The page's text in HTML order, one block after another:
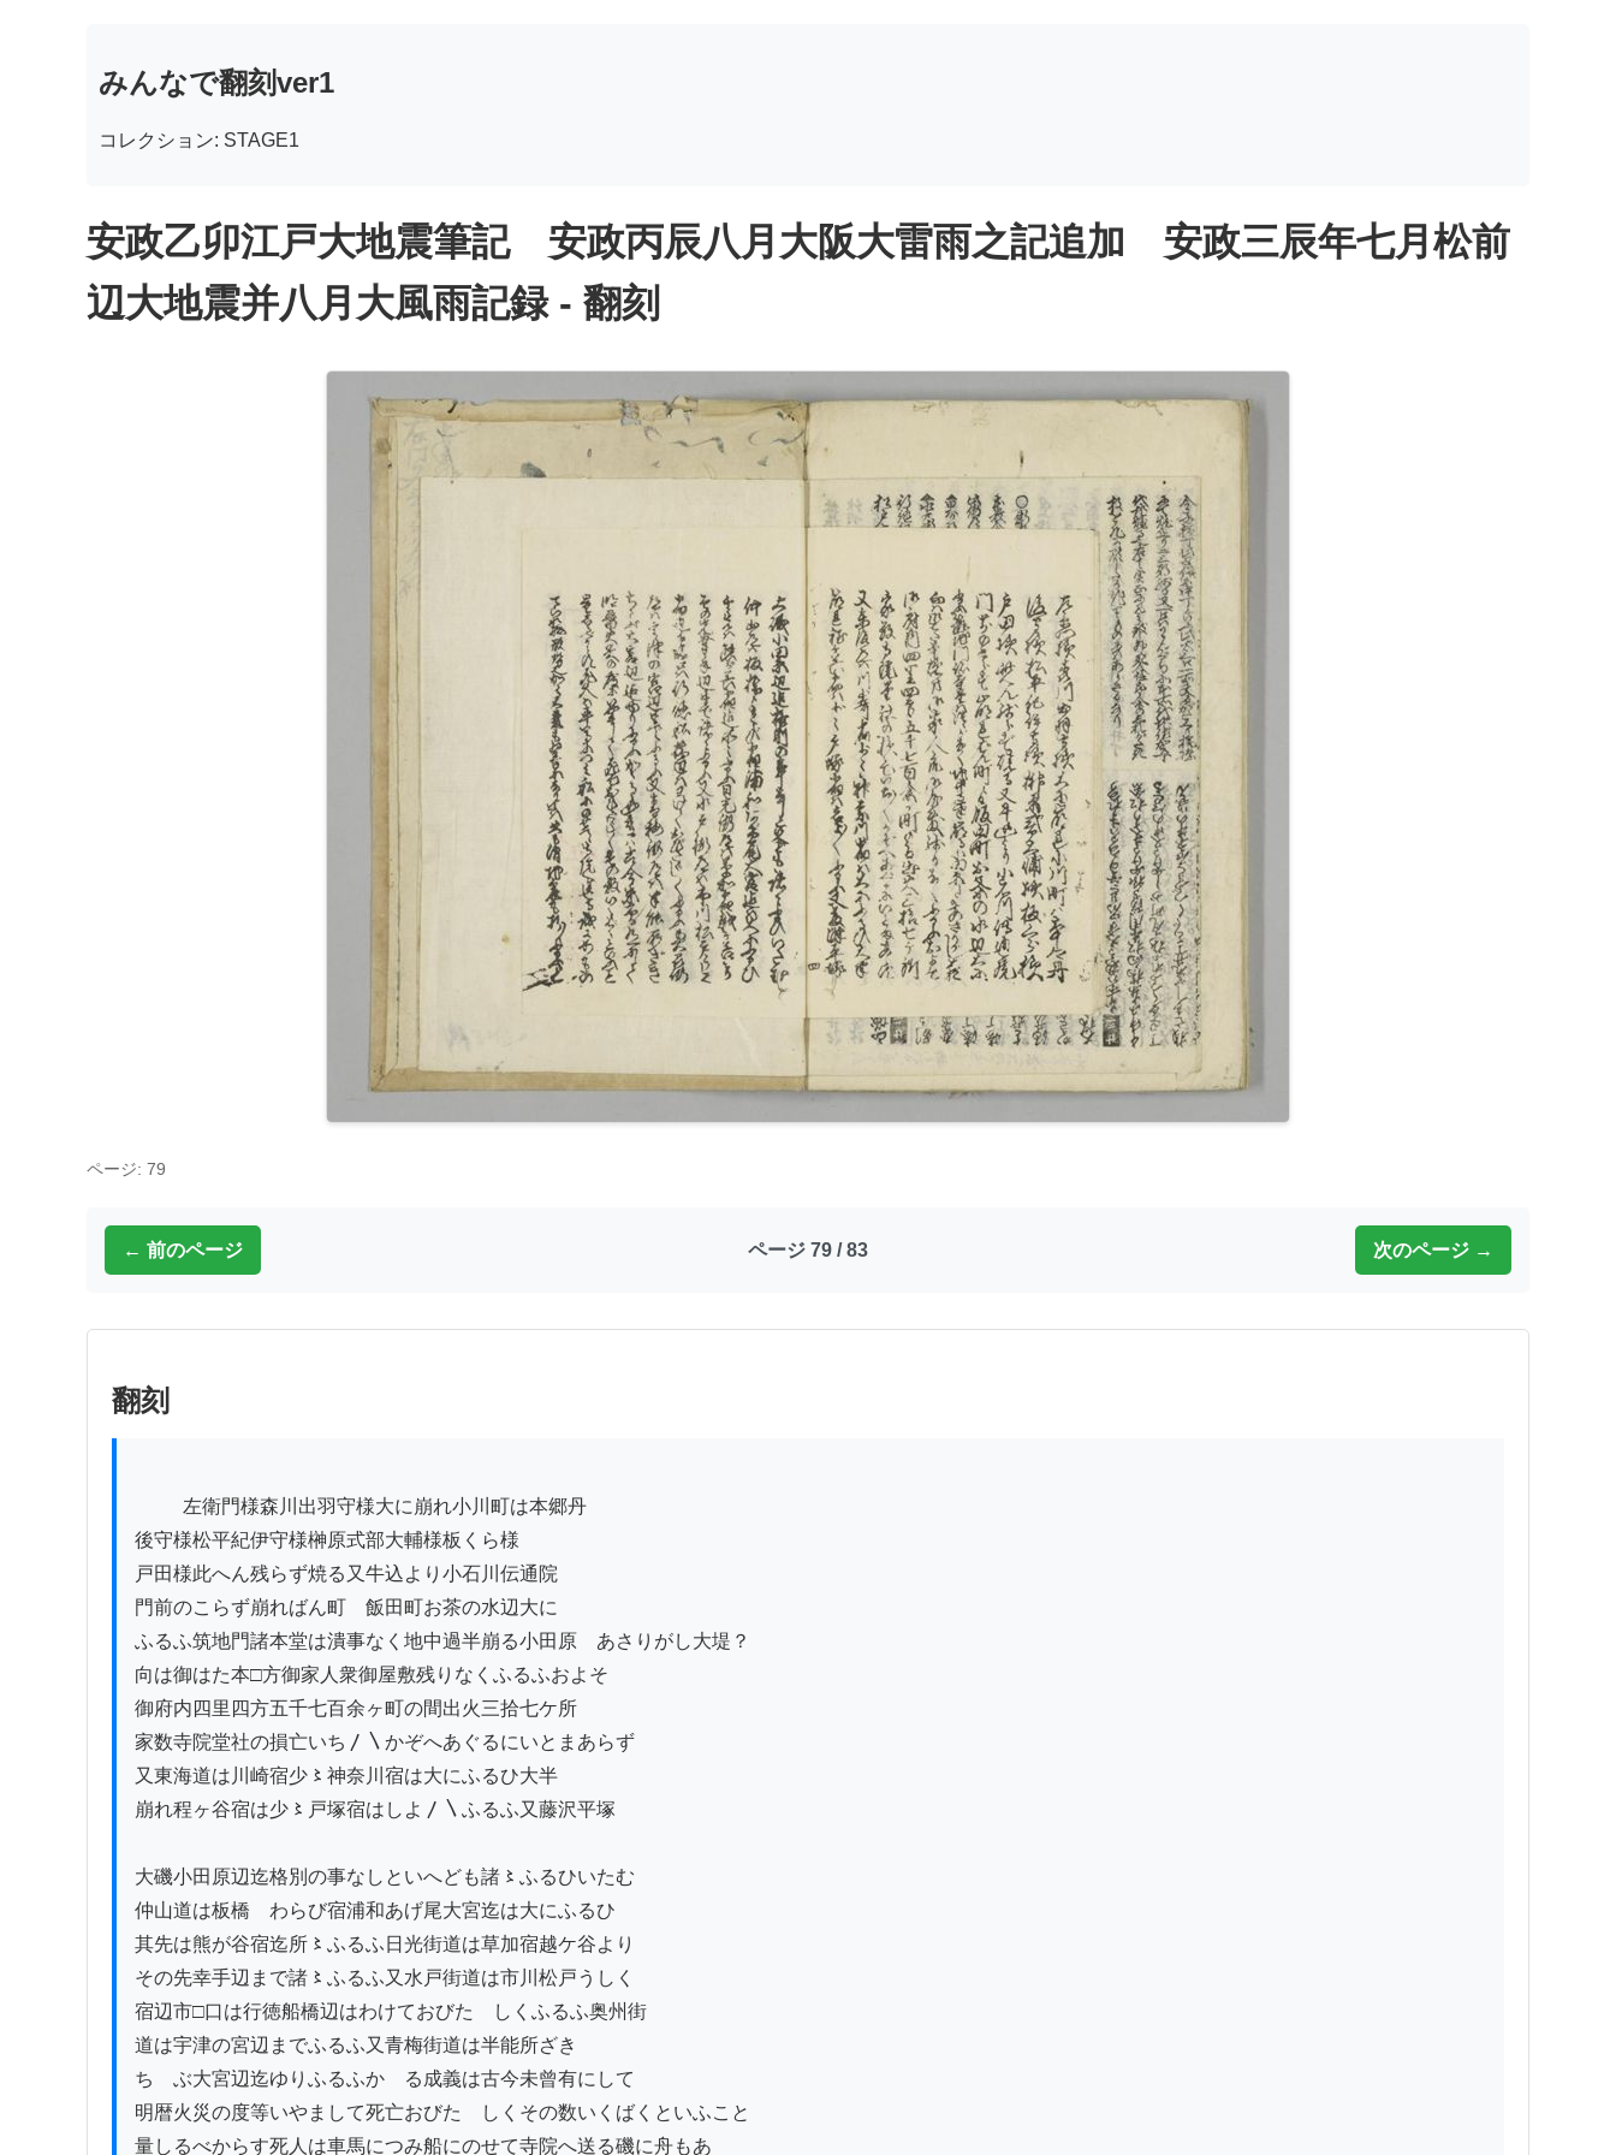
みんなで翻刻ver1
コレクション: STAGE1
安政乙卯江戸大地震筆記 安政丙辰八月大阪大雷雨之記追加 安政三辰年七月松前
辺大地震并八月大風雨記録 - 翻刻
ページ: 79
← 前のページ ページ 79 / 83 次のページ →
翻刻
後守様松平紀伊守様榊原式部大輔様板くら様
戸田様此へん残らず焼る又牛込より小石川伝通院
門前のこらず崩ればん町ゟ飯田町お茶の水辺大に
ふるふ筑地門諸本堂は潰事なく地中過半崩る小田原ゟあさりがし大堤？
向は御はた本□方御家人衆御屋敷残りなくふるふおよそ
御府内四里四方五千七百余ヶ町の間出火三拾七ケ所
家数寺院堂社の損亡いち〳〵かぞへあぐるにいとまあらず
又東海道は川崎宿少〻神奈川宿は大にふるひ大半
崩れ程ヶ谷宿は少〻戸塚宿はしよ〳〵ふるふ又藤沢平塚
大磯小田原辺迄格別の事なしといへども諸〻ふるひいたむ
仲山道は板橋ゟわらび宿浦和あげ尾大宮迄は大にふるひ
其先は熊が谷宿迄所〻ふるふ日光街道は草加宿越ケ谷より
その先幸手辺まで諸〻ふるふ又水戸街道は市川松戸うしく
宿辺市□口は行徳船橋辺はわけておびたゞしくふるふ奥州街
道は宇津の宮辺までふるふ又青梅街道は半能所ざき
ちゝぶ大宮辺迄ゆりふるふかゝる成義は古今未曾有にして
明暦火災の度等いやまして死亡おびたゞしくその数いくばくといふこと
量しるべからす死人は車馬につみ船にのせて寺院へ送る磯に舟もあ